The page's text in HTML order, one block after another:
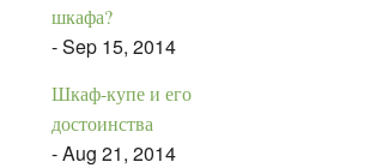
шкафа?
- Sep 15, 2014
Шкаф-купе и его
достоинства
- Aug 21, 2014